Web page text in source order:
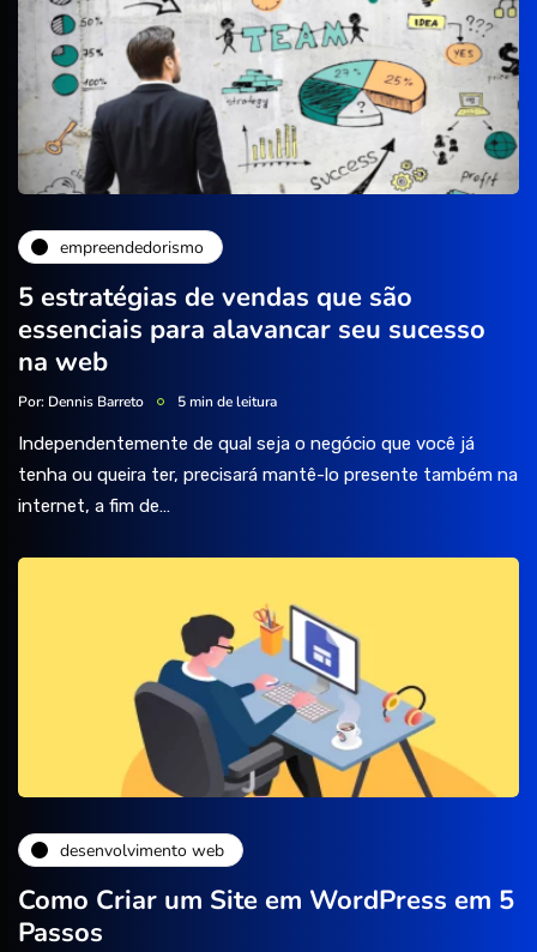
empreendedorismo
5 estratégias de vendas que são
essenciais para alavancar seu sucesso
na web
Por: Dennis Barreto 5 min de leitura
Independentemente de qual seja o negócio que você já
tenha ou queira ter, precisará mantê-lo presente também na
internet, a fim de…
desenvolvimento web
Como Criar um Site em WordPress em 5
Passos